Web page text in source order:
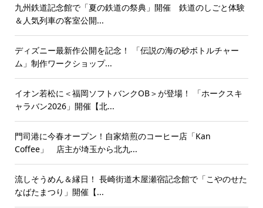
九州鉄道記念館で「夏の鉄道の祭典」開催 鉄道のしごと体験
＆人気列車の客室公開...
ディズニー最新作公開を記念！ 「伝説の海の砂ボトルチャー
ム」制作ワークショップ...
イオン若松に＜福岡ソフトバンクOB＞が登場！ 「ホークスキ
ャラバン2026」開催【北...
門司港に今春オープン！自家焙煎のコーヒー店「Kan
Coffee」 店主が埼玉から北九...
流しそうめん＆縁日！ 長崎街道木屋瀬宿記念館で「こやのせた
なばたまつり」開催【...